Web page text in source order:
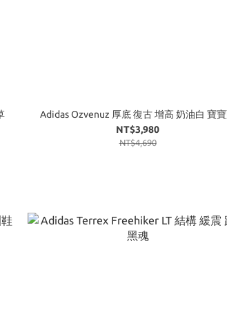
Adidas Ozvenuz 厚底 復古 增高 奶油白 寶
NT$3,980
NT$4,690